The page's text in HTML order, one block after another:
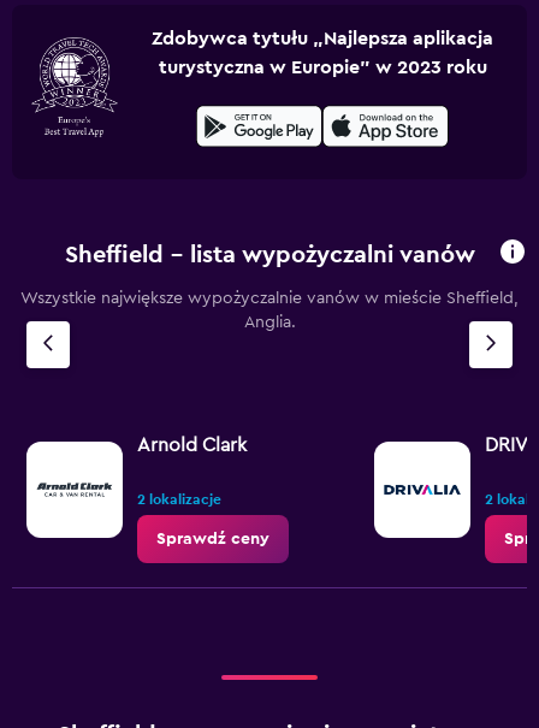
Zdobywca tytułu „Najlepsza aplikacja
turystyczna w Europie” w 2023 roku
Sheffield – lista wypożyczalni vanów
Wszystkie największe wypożyczalnie vanów w mieście Sheffield,
Anglia.
Arnold Clark
2 lokalizacje
Sprawdź ceny
2